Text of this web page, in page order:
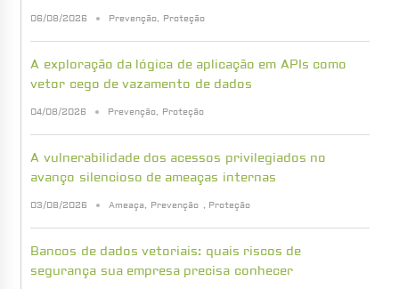
06/08/2026 Prevenção, Proteção
A exploração da lógica de aplicação em APIs como
vetor cego de vazamento de dados
04/08/2026 Prevenção, Proteção
A vulnerabilidade dos acessos privilegiados no
avanço silencioso de ameaças internas
03/08/2026 Ameaça, Prevenção , Proteção
Bancos de dados vetoriais: quais riscos de
segurança sua empresa precisa conhecer